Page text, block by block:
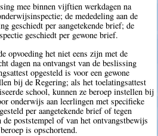
mee binnen vijftien werkdagen na
de mededeling aan de
geschiedt per aangetekende brief; de
geschiedt per gewone brief.
opvoeding het niet eens zijn met de
dagen na ontvangst van de beslissing
opgesteld is voor een gewone
bij de Regering; als het toelatingsattest
school, kunnen ze beroep instellen bij
onderwijs aan leerlingen met specifieke
per aangetekende brief of tegen
poststempel of van het ontvangstbewijs
is opschortend.